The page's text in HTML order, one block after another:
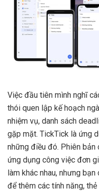
Việc đầu tiên mình nghĩ
thói quen lập kế hoạch
nhiệm vụ, danh sách
gặp mặt. TickTick là ứng
những điều đó. Phiên
ứng dụng công việc đơn
làm khác nhau, nhưng
để thêm các tính năng,